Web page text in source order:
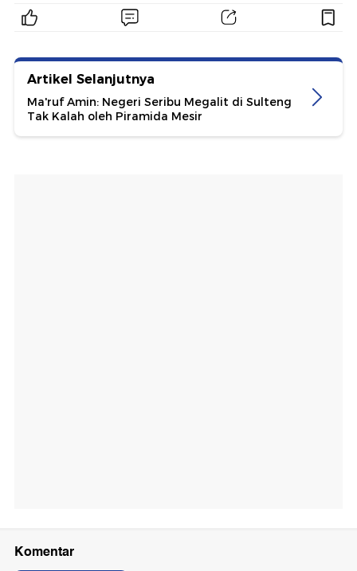
Artikel Selanjutnya
Ma'ruf Amin: Negeri Seribu Megalit di Sulteng
Tak Kalah oleh Piramida Mesir